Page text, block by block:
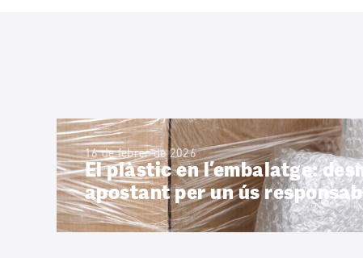
16 de febrer de 2026
El plàstic en l’embalatge:
apostant per un ús